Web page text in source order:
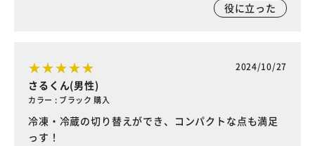
役に立った
2024/10/27
さるくん(男性)
カラー : ブラック 購入
冷凍・冷蔵の切り替えができ、コンパクトな点も満足
っす！